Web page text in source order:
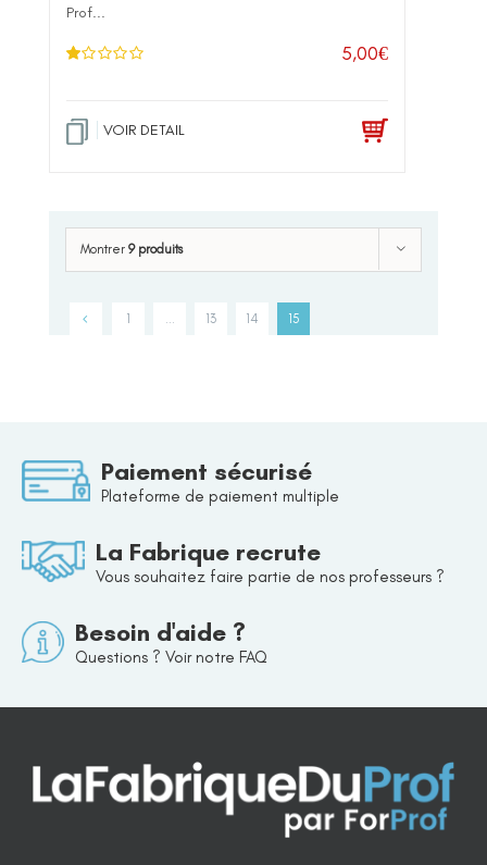
Prof...
.0
5,00€
VOIR DETAIL
Montrer 9 produits
1 13 14 15
Paiement sécurisé
Plateforme de paiement multiple
La Fabrique recrute
Vous souhaitez faire partie de nos professeurs ?
Besoin d'aide ?
Questions ? Voir notre FAQ